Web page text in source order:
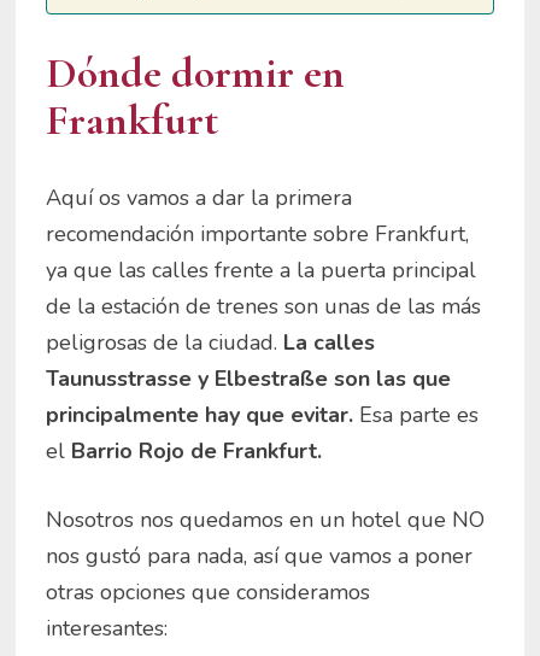
Dónde dormir en
Frankfurt
Aquí os vamos a dar la primera
recomendación importante sobre Frankfurt,
ya que las calles frente a la puerta principal
de la estación de trenes son unas de las más
peligrosas de la ciudad. La calles
Taunusstrasse y Elbestraße son las que
principalmente hay que evitar. Esa parte es
elBarrio Rojo de Frankfurt.
Nosotros nos quedamos en un hotel que NO
nos gustó para nada, así que vamos a poner
otras opciones que consideramos
interesantes: